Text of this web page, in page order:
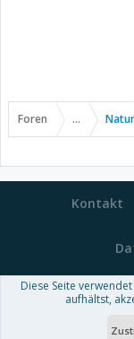
Foren ...
Kontakt
Forum
Diese Seite
aufhältst,